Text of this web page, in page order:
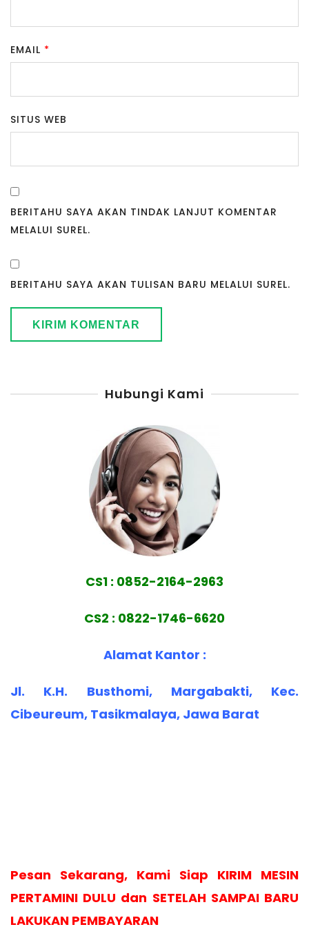
EMAIL *
SITUS WEB
BERITAHU SAYA AKAN TINDAK LANJUT KOMENTAR
MELALUI SUREL.
BERITAHU SAYA AKAN TULISAN BARU MELALUI SUREL.
Hubungi Kami
CS1 : 0852-2164-2963
CS2 : 0822-1746-6620
Alamat Kantor :
Jl. K.H. Busthomi, Margabakti, Kec.
Cibeureum, Tasikmalaya, Jawa Barat
Pesan Sekarang, Kami Siap KIRIM MESIN
PERTAMINI DULU dan SETELAH SAMPAI BARU
LAKUKAN PEMBAYARAN